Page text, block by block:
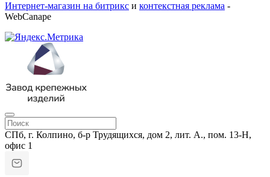
Интернет-магазин на битрикс и контекстная реклама -
WebCanape
СПб, г. Колпино, б-р Трудящихся, дом 2, лит. А., пом. 13-Н,
офис 1